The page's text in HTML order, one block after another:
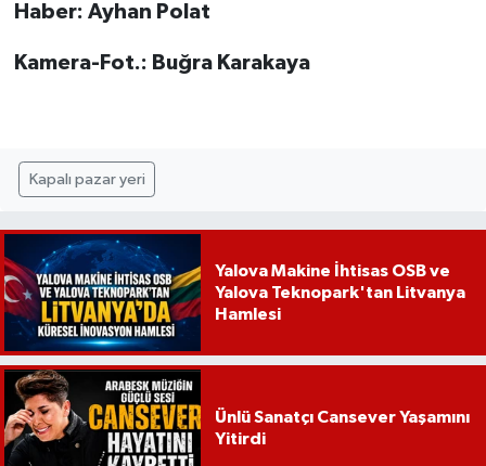
Haber: Ayhan Polat
Kamera-Fot.: Buğra Karakaya
Kapalı pazar yeri
Yalova Makine İhtisas OSB ve
Yalova Teknopark'tan Litvanya
Hamlesi
Ünlü Sanatçı Cansever Yaşamını
Yitirdi